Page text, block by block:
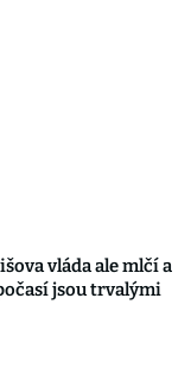
vláda ale mlčí a
jsou trvalými